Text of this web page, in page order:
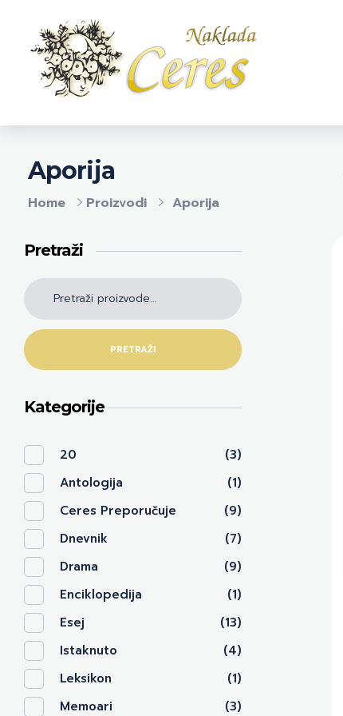
Home Proizvodi Aporija
Aporija
Pretraži
PRETRAŽI
Kategorije
20
(3)
Antologija
(1)
Ceres Preporučuje
(9)
Dnevnik
(7)
Drama
(9)
Enciklopedija
(1)
Esej
(13)
Istaknuto
(4)
Leksikon
(1)
Memoari
(3)